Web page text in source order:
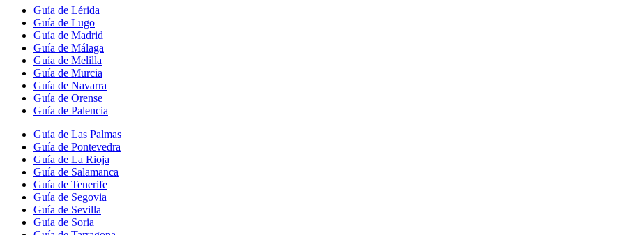
Guía de Lérida
Guía de Lugo
Guía de Madrid
Guía de Málaga
Guía de Melilla
Guía de Murcia
Guía de Navarra
Guía de Orense
Guía de Palencia
Guía de Las Palmas
Guía de Pontevedra
Guía de La Rioja
Guía de Salamanca
Guía de Tenerife
Guía de Segovia
Guía de Sevilla
Guía de Soria